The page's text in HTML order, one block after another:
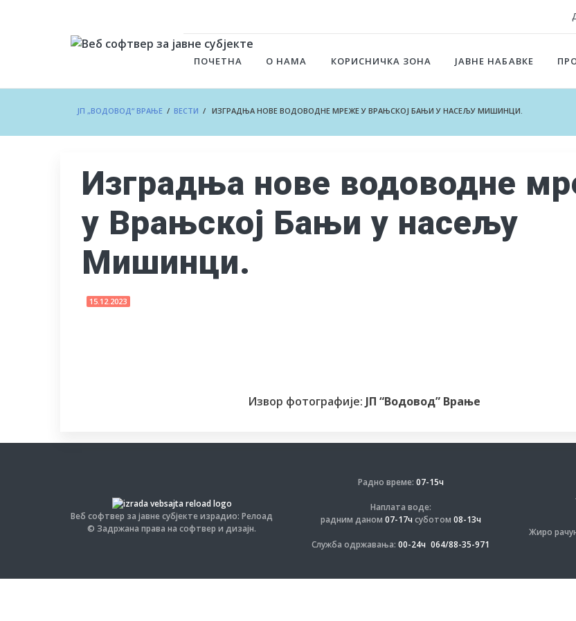
ПОЧЕТНА О НАМА КОРИСНИЧКА ЗОНА ЈАВНЕ НАБАВКЕ
ЈП „ВОДОВОД“ ВРАЊЕ / ВЕСТИ / ИЗГРАДЊА НОВЕ ВОДОВОДНЕ МРЕЖЕ У ВРАЊСКОЈ БАЊИ У НАСЕЉУ МИШИНЦИ.
Изградња нове водоводне
у Врањској Бањи у насељу
Мишинци.
15.12.2023
Извор фотографије: ЈП “Водовод” Врање
Радно време: 07-15ч
Наплата воде:
радним даном 07-17ч суботом 08-13ч
Служба одржавања: 00-24ч 064/88-35-971
Жиро
Веб софтвер за јавне субјекте израдио: Релоад
© Задржана права на софтвер и дизајн.